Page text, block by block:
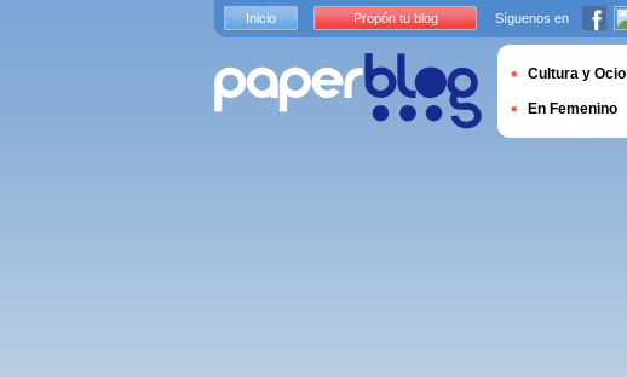
Inicio Propón tu blog Síguenos en
Cultura y Ocio
En Femenino